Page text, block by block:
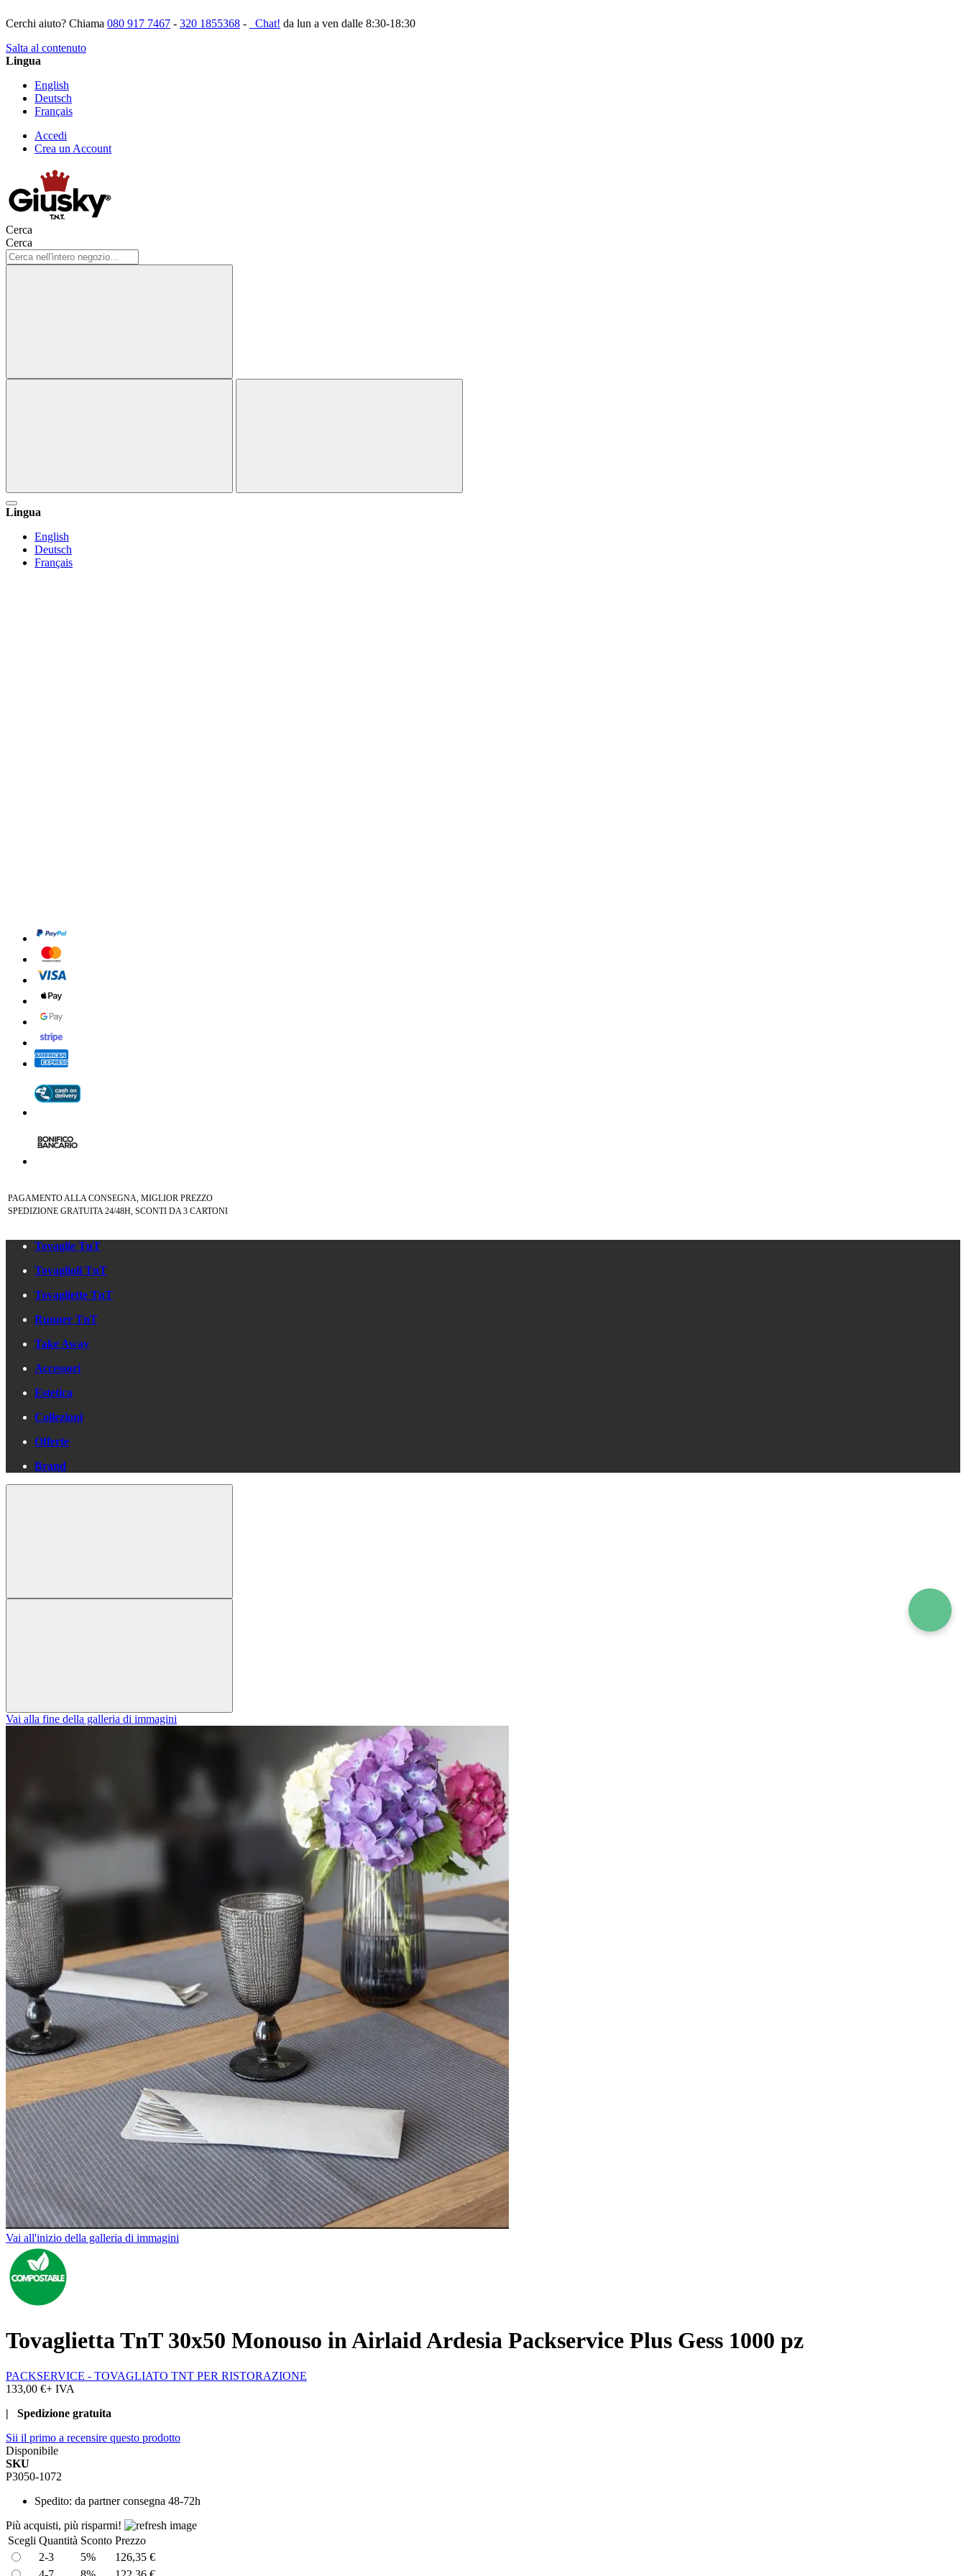
Cerchi aiuto? Chiama 080 917 7467 - 320 1855368 - Chat! da lun a ven dalle 8:30-18:30
Salta al contenuto
Lingua
English
Deutsch
Français
Accedi
Crea un Account
Cerca
Cerca
Lingua
English
Deutsch
Français
PAGAMENTO ALLA CONSEGNA, MIGLIOR PREZZO
SPEDIZIONE GRATUITA 24/48H, SCONTI DA 3 CARTONI
Tovaglie TnT
Tovaglioli TnT
Tovagliette TnT
Runner TnT
Take Away
Accessori
Estetica
Collezioni
Offerte
Brand
Vai alla fine della galleria di immagini
Vai all'inizio della galleria di immagini
Tovaglietta TnT 30x50 Monouso in Airlaid Ardesia Packservice Plus Gess 1000 pz
PACKSERVICE - TOVAGLIATO TNT PER RISTORAZIONE
133,00 €+ IVA
| Spedizione gratuita
Sii il primo a recensire questo prodotto
Disponibile
SKU
P3050-1072
Spedito: da partner consegna 48-72h
Più acquisti, più risparmi!
Scegli Quantità Sconto Prezzo
2-3
5%
126,35 €